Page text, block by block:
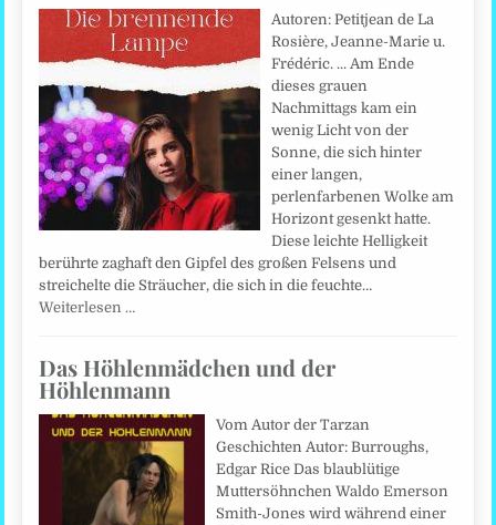
Autoren: Petitjean de La
Rosière, Jeanne-Marie u.
Frédéric. ... Am Ende
dieses grauen
Nachmittags kam ein
wenig Licht von der
Sonne, die sich hinter
einer langen,
perlenfarbenen Wolke am
Horizont gesenkt hatte.
Diese leichte Helligkeit
berührte zaghaft den Gipfel des großen Felsens und
streichelte die Sträucher, die sich in die feuchte…
Weiterlesen …
Das Höhlenmädchen und der
Höhlenmann
Vom Autor der Tarzan
Geschichten Autor: Burroughs,
Edgar Rice Das blaublütige
Muttersöhnchen Waldo Emerson
Smith-Jones wird während einer